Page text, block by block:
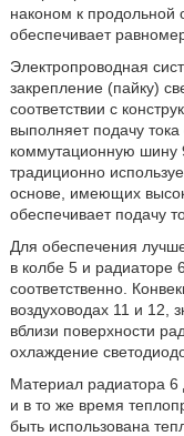
наконом к продольной
обеспечивает
Электропроводная
закрепление (пайку)
соответствии с
выполняет подачу
коммутационную шину
традиционно
основе, имеющих
обеспечивает подачу
Для обеспечения
в колбе 5 и радиаторе
соответственно.
воздуховодах 11 и 12,
вблизи поверхности
охлаждение
Материал радиатора 6
и в то же время
быть использована